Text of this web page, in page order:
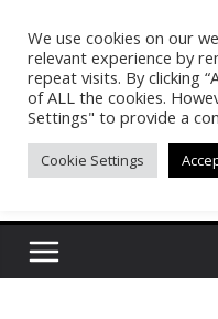
content
เปิดพื้นที่การเรีย
We use cookies on our
relevant experience by
repeat visits. By clicking
of ALL the cookies.
Settings" to provide a
Cookie Settings